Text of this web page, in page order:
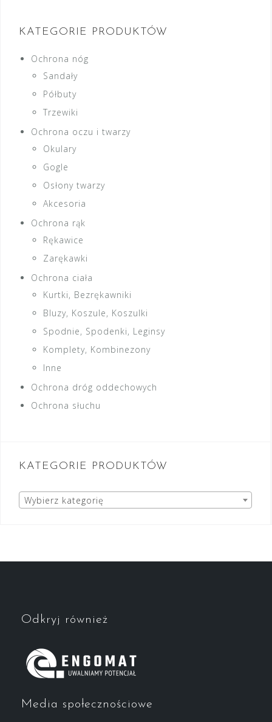
KATEGORIE PRODUKTÓW
Ochrona nóg
Sandały
Półbuty
Trzewiki
Ochrona oczu i twarzy
Okulary
Gogle
Osłony twarzy
Akcesoria
Ochrona rąk
Rękawice
Zarękawki
Ochrona ciała
Kurtki, Bezrękawniki
Bluzy, Koszule, Koszulki
Spodnie, Spodenki, Leginsy
Komplety, Kombinezony
Inne
Ochrona dróg oddechowych
Ochrona słuchu
KATEGORIE PRODUKTÓW
Wybierz kategorię
Odkryj również
Media społecznościowe